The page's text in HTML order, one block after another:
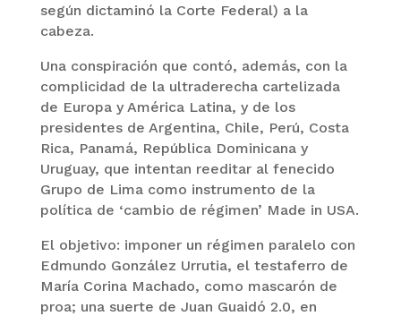
según dictaminó la Corte Federal) a la
cabeza.
Una conspiración que contó, además, con la
complicidad de la ultraderecha cartelizada
de Europa y América Latina, y de los
presidentes de Argentina, Chile, Perú, Costa
Rica, Panamá, República Dominicana y
Uruguay, que intentan reeditar al fenecido
Grupo de Lima como instrumento de la
política de ‘cambio de régimen’ Made in USA.
El objetivo: imponer un régimen paralelo con
Edmundo González Urrutia, el testaferro de
María Corina Machado, como mascarón de
proa; una suerte de Juan Guaidó 2.0, en